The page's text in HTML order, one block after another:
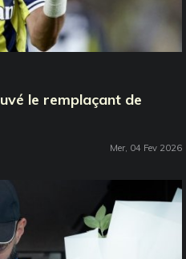
le remplaçant de
Mer, 04 Fev 2026